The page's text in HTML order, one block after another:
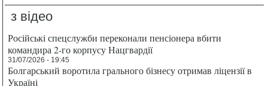
з відео
Російські спецслужби переконали пенсіонера вбити
командира 2-го корпусу Нацгвардії
31/07/2026 - 19:45
Болгарський воротила грального бізнесу отримав ліцензії в
Україні